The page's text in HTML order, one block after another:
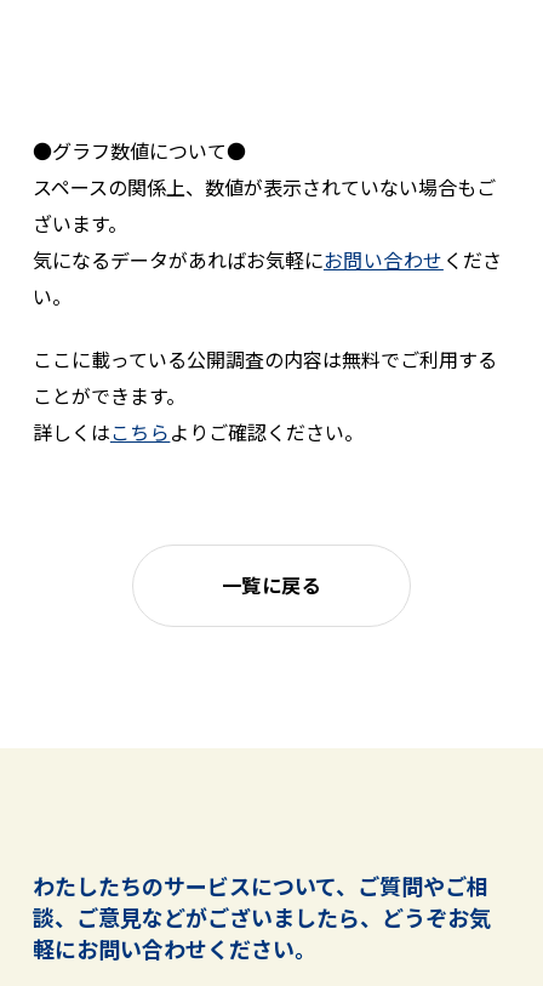
●グラフ数値について●
スペースの関係上、数値が表示されていない場合もご
ざいます。
気になるデータがあればお気軽にお問い合わせ くださ
い。
ここに載っている公開調査の内容は無料でご利用する
ことができます。
詳しくはこちらよりご確認ください。
一覧に戻る
わたしたちのサービスについて、ご質問やご相
談、ご意見などがございましたら、 どうぞお気
軽にお問い合わせください。